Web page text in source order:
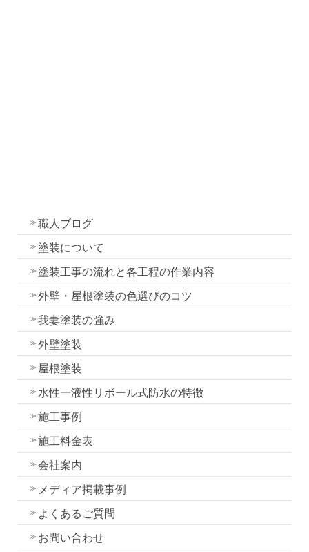
職人ブログ
塗装について
塗装工事の流れと各工程の作業内容
外壁・屋根塗装の色選びのコツ
我妻塗装の強み
外壁塗装
屋根塗装
水性一液性リボール式防水の特徴
施工事例
施工料金表
会社案内
メディア掲載事例
よくあるご質問
お問い合わせ